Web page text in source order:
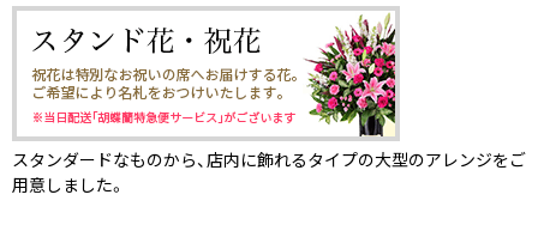
スタンダードなものから、店内に飾れるタイプの大型のアレンジをご
用意しました。